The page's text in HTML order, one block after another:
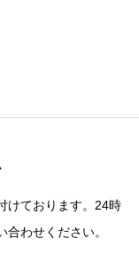
けております。24時
わせください。